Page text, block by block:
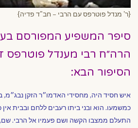
{ר' מנדל פוטרפס עם הרבי – חב"ד פדיה}
סיפר המשפיע המפורסם
הרה״ח רבי מענדל
הסיפור הבא:
איש חסיד היה, מחסידי האדמו״ר הזקן נבג״מ,
כמשמעו. הוא ובני ביתו רעבים ללחם ובבית אין
התעלם ממצבו הקשה ושם פעמיו אל הרבי.